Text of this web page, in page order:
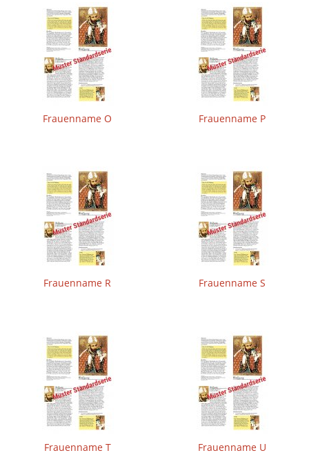
Frauenname O Frauenname P
Frauenname R Frauenname S
Frauenname T Frauenname U